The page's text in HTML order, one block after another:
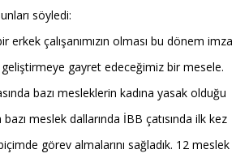
söyledi:
erkek çalışanımızın olması bu dönem imza
geliştirmeye gayret edeceğimiz bir mesele.
bazı mesleklerin kadına yasak olduğu
bazı meslek dallarında İBB çatısında ilk kez
görev almalarını sağladık. 12 meslek